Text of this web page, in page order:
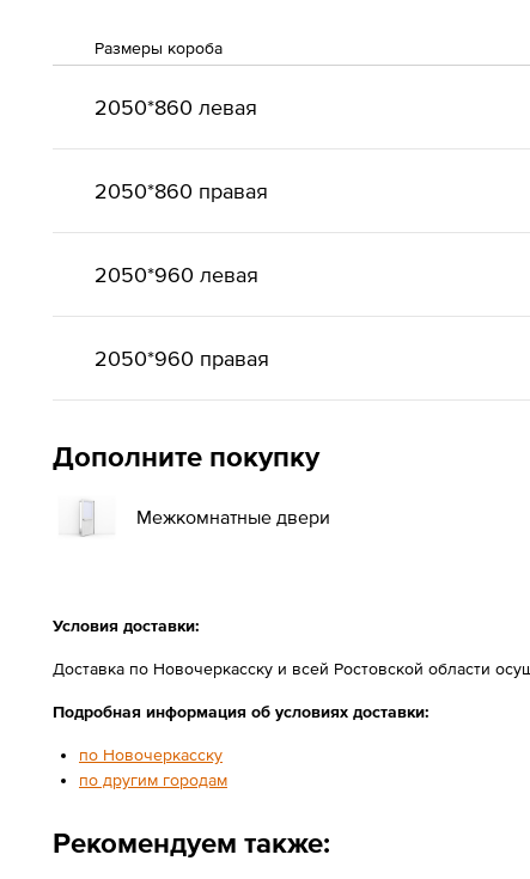
Размеры короба
2050*860 левая
2050*860 правая
2050*960 левая
2050*960 правая
Дополните покупку
Межкомнатные двери
Условия доставки:
Доставка по Новочеркасску и всей Ростовской области
Подробная информация об условиях доставки:
по Новочеркасску
по другим городам
Рекомендуем также: